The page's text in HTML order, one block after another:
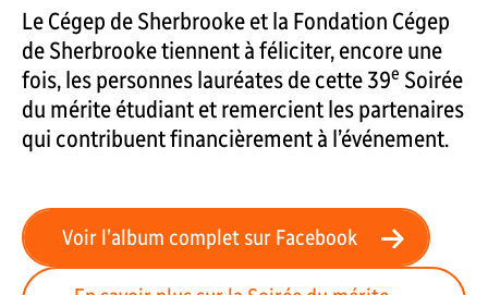
Le Cégep de Sherbrooke et la Fondation Cégep
de Sherbrooke tiennent à féliciter, encore une
fois, les personnes lauréates de cette 39e Soirée
du mérite étudiant et remercient les partenaires
qui contribuent financièrement à l’événement.
Voir l’album complet sur Facebook